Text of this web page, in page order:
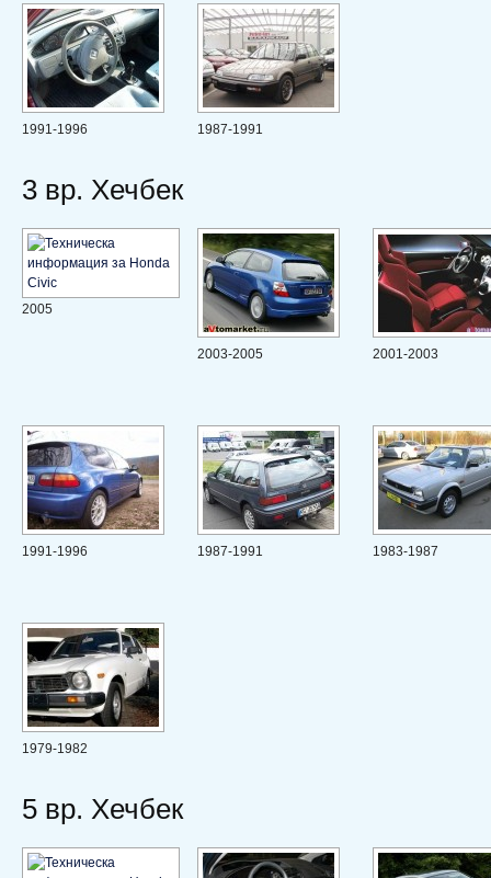
1991-1996 1987-1991
3 вр. Хечбек
2005
2003-2005 2001-2003
1991-1996 1987-1991 1983-1987
1979-1982
5 вр. Хечбек